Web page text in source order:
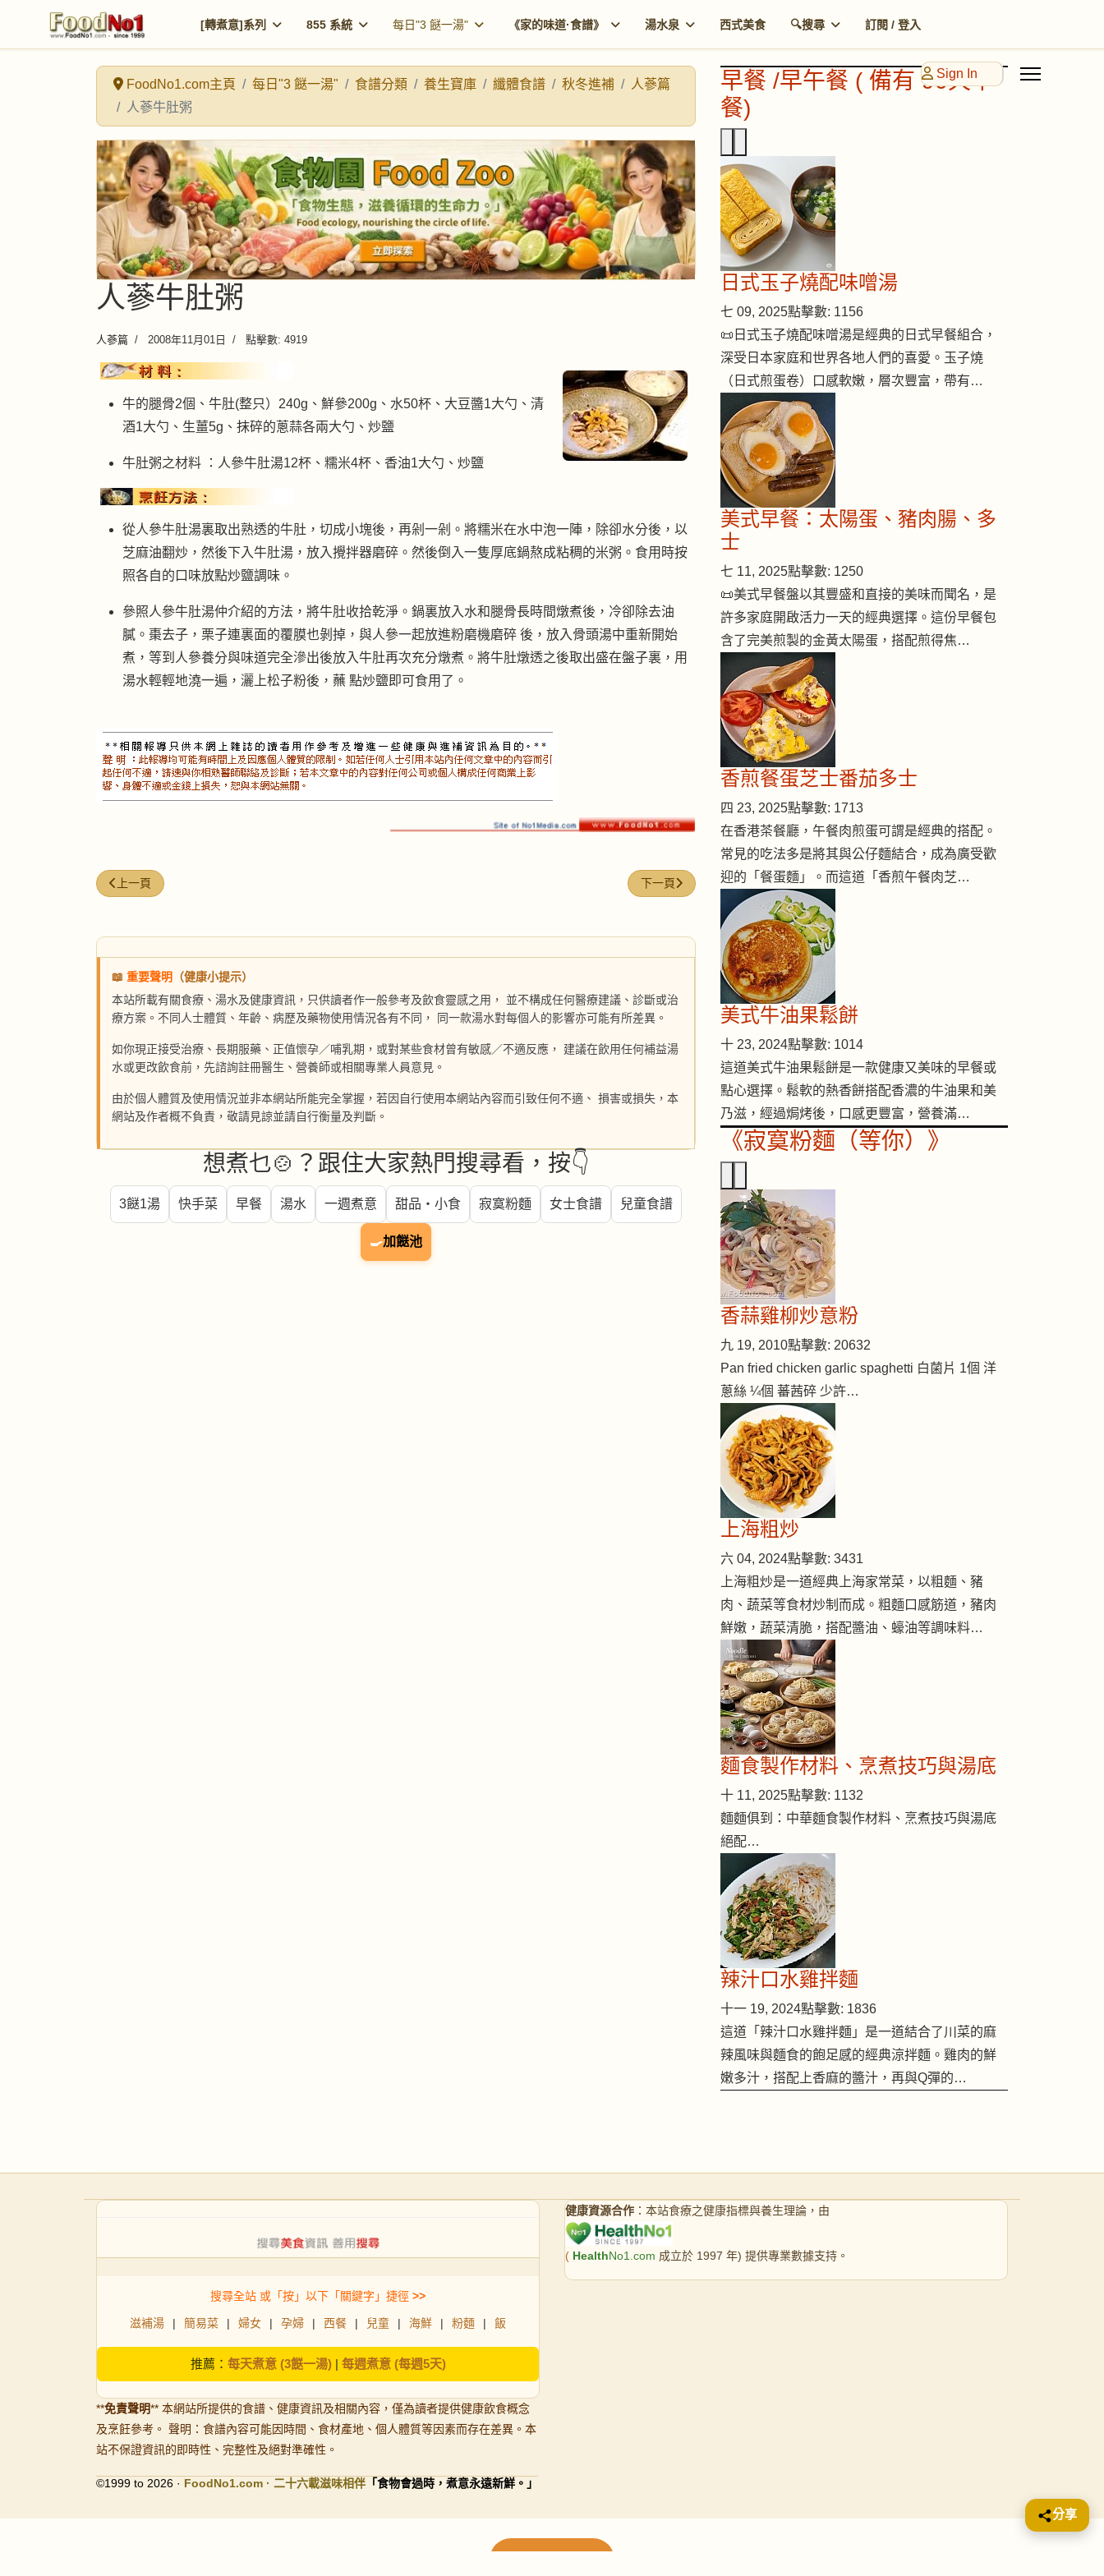
[轉煮意]系列 855 系統 每日"3 餸一湯" 《家的味道·食譜》 湯水泉 西式美食 🔍搜尋 訂閱 / 登入
Sign In
FoodNo1.com主頁 每日"3 餸一湯" 食譜分類 養生寶庫 纖體食譜 秋冬進補
人蔘篇
人蔘牛肚粥
人蔘牛肚粥
人蔘篇 2008年11月01日 點擊數: 4919
牛的腿骨2個、牛肚(整只）240g、鮮參200g、水50杯、大豆醬1大勺、清
酒1大勺、生薑5g、抹碎的蔥蒜各兩大勺、炒鹽
牛肚粥之材料 ：人參牛肚湯12杯、糯米4杯、香油1大勺、炒鹽
從人參牛肚湯裏取出熟透的牛肚，切成小塊後，再剁一剁。將糯米在水中泡一陣，除卻水分後，以
芝麻油翻炒，然後下入牛肚湯，放入攪拌器磨碎。然後倒入一隻厚底鍋熬成粘稠的米粥。食用時按
照各自的口味放點炒鹽調味。
參照人參牛肚湯仲介紹的方法，將牛肚收拾乾淨。鍋裏放入水和腿骨長時間燉煮後，冷卻除去油
膩。棗去子，栗子連裏面的覆膜也剝掉，與人參一起放進粉磨機磨碎 後，放入骨頭湯中重新開始
煮，等到人參養分與味道完全滲出後放入牛肚再次充分燉煮。將牛肚燉透之後取出盛在盤子裏，用
湯水輕輕地澆一遍，灑上松子粉後，蘸 點炒鹽即可食用了。
上一篇文章: 人蔘龍鳳湯
上一頁 下一篇文章: 人蔘牛肚湯
下一頁
📖 重要聲明
（健康小提示）
本站所載有關食療、湯水及健康資訊，只供讀者作一般參考及飲食靈感之用， 並不構成任何醫療建議、診斷或治
療方案。不同人士體質、年齡、病歷及藥物使用情況各有不同， 同一款湯水對每個人的影響亦可能有所差異。
如你現正接受治療、長期服藥、正值懷孕／哺乳期，或對某些食材曾有敏感／不適反應， 建議在飲用任何補益湯
水或更改飲食前，先諮詢註冊醫生、營養師或相關專業人員意見。
由於個人體質及使用情況並非本網站所能完全掌握，若因自行使用本網站內容而引致任何不適、 損害或損失，本
網站及作者概不負責，敬請見諒並請自行衡量及判斷。
想煮乜🍲？跟住大家熱門搜尋看，按👇
3餸1湯 快手菜 早餐 湯水 一週煮意 甜品・小食 寂寞粉麵 女士食譜 兒童食譜
🍳加餸池
早餐 /早午餐 ( 備有 90天早
餐)
日式玉子燒配味噌湯
七 09, 2025點擊數: 1156
📜日式玉子燒配味噌湯是經典的日式早餐組合，
深受日本家庭和世界各地人們的喜愛。玉子燒
（日式煎蛋卷）口感軟嫩，層次豐富，帶有…
美式早餐：太陽蛋、豬肉腸、多
士
七 11, 2025點擊數: 1250
📜美式早餐盤以其豐盛和直接的美味而聞名，是
許多家庭開啟活力一天的經典選擇。這份早餐包
含了完美煎製的金黃太陽蛋，搭配煎得焦…
香煎餐蛋芝士番茄多士
四 23, 2025點擊數: 1713
在香港茶餐廳，午餐肉煎蛋可謂是經典的搭配。
常見的吃法多是將其與公仔麵結合，成為廣受歡
迎的「餐蛋麵」。而這道「香煎午餐肉芝…
美式牛油果鬆餅
十 23, 2024點擊數: 1014
這道美式牛油果鬆餅是一款健康又美味的早餐或
點心選擇。鬆軟的熱香餅搭配香濃的牛油果和美
乃滋，經過焗烤後，口感更豐富，營養滿…
《寂寞粉麵（等你）》
香蒜雞柳炒意粉
九 19, 2010點擊數: 20632
Pan fried chicken garlic spaghetti 白菌片 1個 洋
蔥絲 ¼個 蕃茜碎 少許…
上海粗炒
六 04, 2024點擊數: 3431
上海粗炒是一道經典上海家常菜，以粗麵、豬
肉、蔬菜等食材炒制而成。粗麵口感筋道，豬肉
鮮嫩，蔬菜清脆，搭配醬油、蠔油等調味料…
麵食製作材料、烹煮技巧與湯底
十 11, 2025點擊數: 1132
麵麵俱到：中華麵食製作材料、烹煮技巧與湯底
絕配…
辣汁口水雞拌麵
十一 19, 2024點擊數: 1836
這道「辣汁口水雞拌麵」是一道結合了川菜的麻
辣風味與麵食的飽足感的經典涼拌麵。雞肉的鮮
嫩多汁，搭配上香麻的醬汁，再與Q彈的…
搜尋全站 或「按」以下「關鍵字」捷徑 >>
滋補湯 | 簡易菜 | 婦女 | 孕婦 | 西餐 | 兒童 | 海鮮 | 粉麵 | 飯
推薦： 每天煮意 (3餸一湯)| 每週煮意 (每週5天)
**免責聲明** 本網站所提供的食譜、健康資訊及相關內容，僅為讀者提供健康飲食概念
及烹飪參考。 聲明：食譜內容可能因時間、食材產地、個人體質等因素而存在差異。本
站不保證資訊的即時性、完整性及絕對準確性。
©1999 to 2026 · FoodNo1.com · 二十六載滋味相伴 「食物會過時，煮意永遠新鮮。」
健康資源合作 ：本站食療之健康指標與養生理論，由
( HealthNo1.com 成立於 1997 年) 提供專業數據支持。
分享